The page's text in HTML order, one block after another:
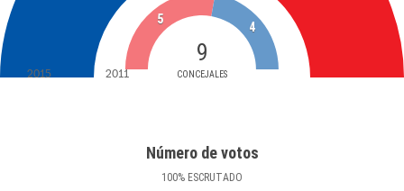
9
CONCEJALES
5
4
2015 2011
Número de votos
100% ESCRUTADO